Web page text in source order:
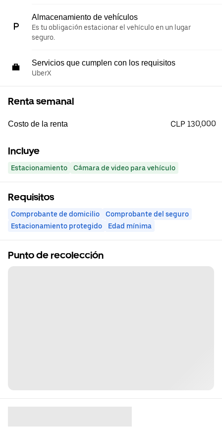
Almacenamiento de vehículos
Es tu obligación estacionar el vehículo en un lugar
seguro.
Servicios que cumplen con los requisitos
UberX
Renta semanal
Costo de la renta CLP 130,000
Incluye
Estacionamiento Cámara de video para vehículo
Requisitos
Comprobante de domicilio
Comprobante del seguro
Estacionamiento protegido
Edad mínima
Punto de recolección